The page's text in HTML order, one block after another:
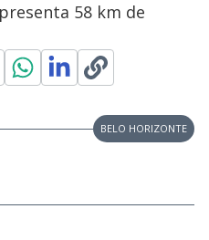
58 km de
BELO HORIZONTE